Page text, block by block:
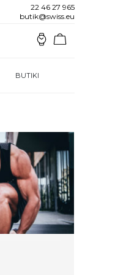
22 46 27 965
butik@swiss.eu
BUTIKI